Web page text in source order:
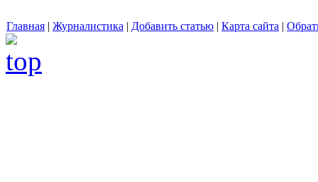
Главная | Журналистика | Добавить статью | Карта сайта |